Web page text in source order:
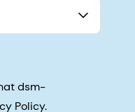
dsm-
Policy.